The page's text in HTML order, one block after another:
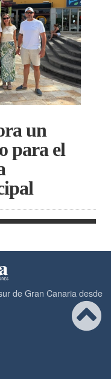
un
para el
de Gran Canaria desde